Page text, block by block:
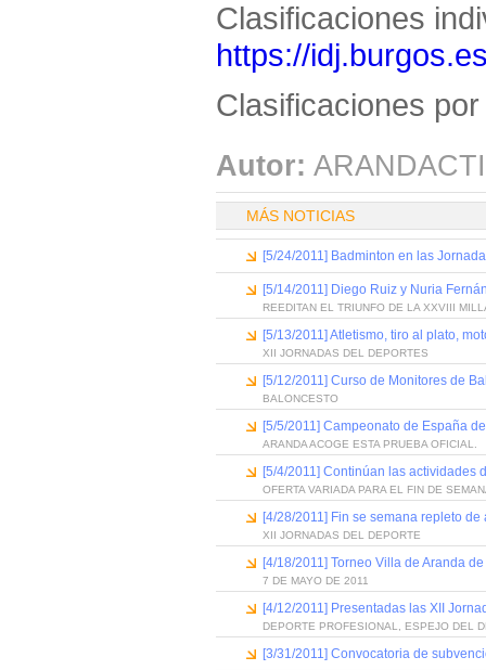
Clasificaciones
https://
Clasificaciones
Autor:
MÁS NOTICIAS
[5/24/2011] Badminton en las
[5/14/2011] Diego Ruiz y Nuria
REEDITAN EL TRIUNFO DE LA XXVIII
[5/13/2011] Atletismo, tiro al plato,
XII JORNADAS DEL DEPORTES
[5/12/2011] Curso de Monitores de
BALONCESTO
[5/5/2011] Campeonato de España
ARANDA ACOGE ESTA PRUEBA OFICIAL.
[5/4/2011] Continúan las actividades
OFERTA VARIADA PARA EL FIN DE
[4/28/2011] Fin se semana repleto de
XII JORNADAS DEL DEPORTE
[4/18/2011] Torneo Villa de Aranda
7 DE MAYO DE 2011
[4/12/2011] Presentadas las XII
DEPORTE PROFESIONAL, ESPEJO DEL
[3/31/2011] Convocatoria de